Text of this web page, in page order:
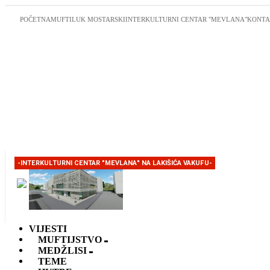
POČETNAMUFTILUK MOSTARSKIINTERKULTURNI CENTAR "MEVLANA"
-INTERKULTURNI CENTAR "MEVLANA" NA LAKIŠIĆA VAKUFU-
VIJESTI
MUFTIJSTVO
MEDŽLISI
TEME